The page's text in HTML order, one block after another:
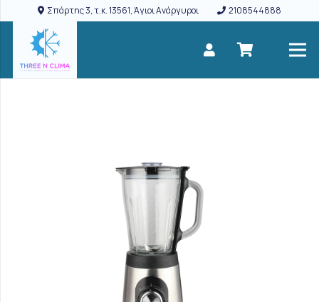
Σπάρτης 3, τ.κ. 13561, Άγιοι Ανάργυροι 2108544888